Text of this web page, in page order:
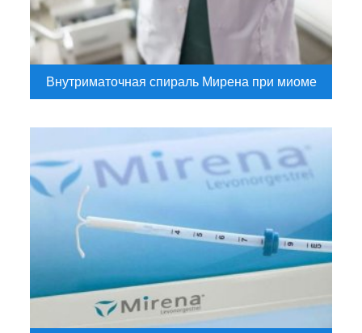
Внутриматочная спираль Мирена при миоме